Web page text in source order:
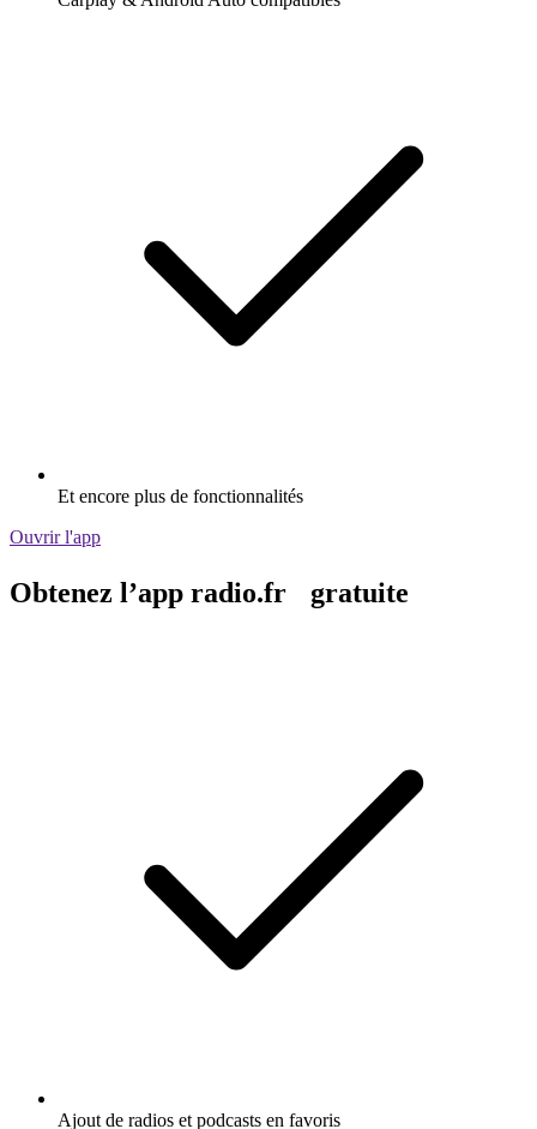
Et encore plus de fonctionnalités
Ouvrir l'app
Obtenez l’app radio.fr gratuite
Ajout de radios et podcasts en favoris